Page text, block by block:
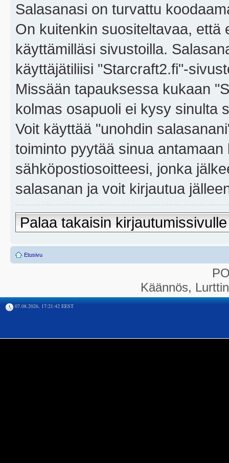
Salasanasi on turvattu
On kuitenkin suositeltavaa,
käyttämilläsi sivustoilla.
käyttäjätiliisi "Starcraft2.fi"-
Missään tapauksessa kukaan
kolmas osapuoli ei kysy sinulta
Voit käyttää "unohdin
toiminto pyytää sinua
sähköpostiosoitteesi, jonka
salasanan ja voit kirjautua
Palaa takaisin kirjautumissivulle
Etusivu
Käännös,
07.08.2026, 17:21:42 EEST